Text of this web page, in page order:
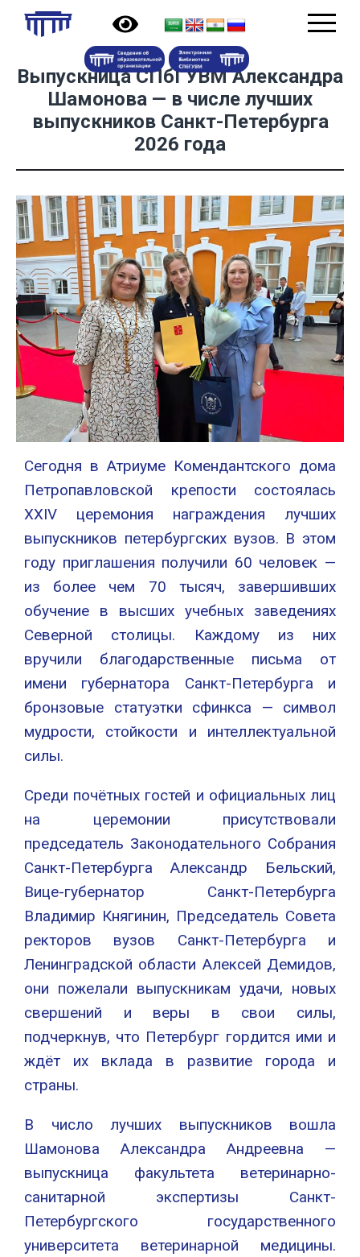
Выпускница СПбГУВМ Александра
Шамонова — в числе лучших
выпускников Санкт-Петербурга
2026 года
Сегодня в Атриуме Комендантского дома
Петропавловской крепости состоялась
XXIV церемония награждения лучших
выпускников петербургских вузов. В этом
году приглашения получили 60 человек —
из более чем 70 тысяч, завершивших
обучение в высших учебных заведениях
Северной столицы. Каждому из них
вручили благодарственные письма от
имени губернатора Санкт-Петербурга и
бронзовые статуэтки сфинкса — символ
мудрости, стойкости и интеллектуальной
силы.
Среди почётных гостей и официальных лиц
на церемонии присутствовали
председатель Законодательного Собрания
Санкт-Петербурга Александр Бельский,
Вице-губернатор Санкт-Петербурга
Владимир Княгинин, Председатель Совета
ректоров вузов Санкт-Петербурга и
Ленинградской области Алексей Демидов,
они пожелали выпускникам удачи, новых
свершений и веры в свои силы,
подчеркнув, что Петербург гордится ими и
ждёт их вклада в развитие города и
страны.
В число лучших выпускников вошла
Шамонова Александра Андреевна —
выпускница факультета ветеринарно-
санитарной экспертизы Санкт-
Петербургского государственного
университета ветеринарной медицины.